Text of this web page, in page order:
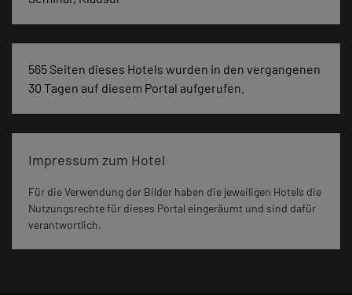
565 Seiten dieses Hotels wurden in den vergangenen
30 Tagen auf diesem Portal aufgerufen.
Impressum zum Hotel
Für die Verwendung der Bilder haben die jeweiligen Hotels die
Nutzungsrechte für dieses Portal eingeräumt und sind dafür
verantwortlich.